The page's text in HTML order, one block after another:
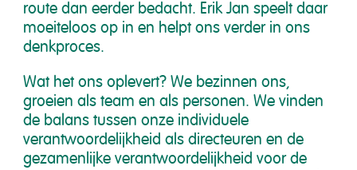
route dan eerder bedacht. Erik Jan speelt daar
moeiteloos op in en helpt ons verder in ons
denkproces.
Wat het ons oplevert? We bezinnen ons,
groeien als team en als personen. We vinden
de balans tussen onze individuele
verantwoordelijkheid als directeuren en de
gezamenlijke verantwoordelijkheid voor de